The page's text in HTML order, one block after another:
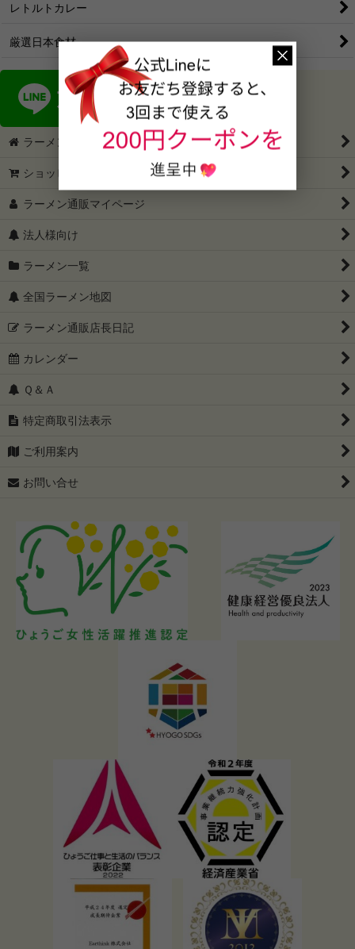
レトルトカレー
厳選日本食材
ラーメン通販・ラーメン通ドットコム
ショッピングカート
ラーメン通販マイページ
法人様向け
ラーメン一覧
全国ラーメン地図
ラーメン通販店長日記
カレンダー
Ｑ＆Ａ
特定商取引法表示
ご利用案内
お問い合せ